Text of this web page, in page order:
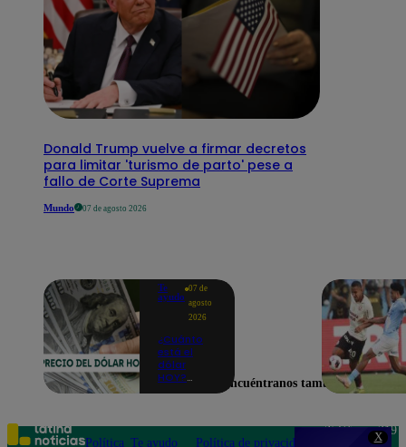
X
Donald Trump vuelve a firmar decretos
para limitar 'turismo de parto' pese a
fallo de Corte Suprema
Mundo 07 de agosto 2026
Te
ayudo
07 de
agosto
2026
¿Cuánto
está el
dólar
HOY?
este
viernes 7
Encuéntranos también en
Política Te ayudo Política de privacidad
Teléfono: 219